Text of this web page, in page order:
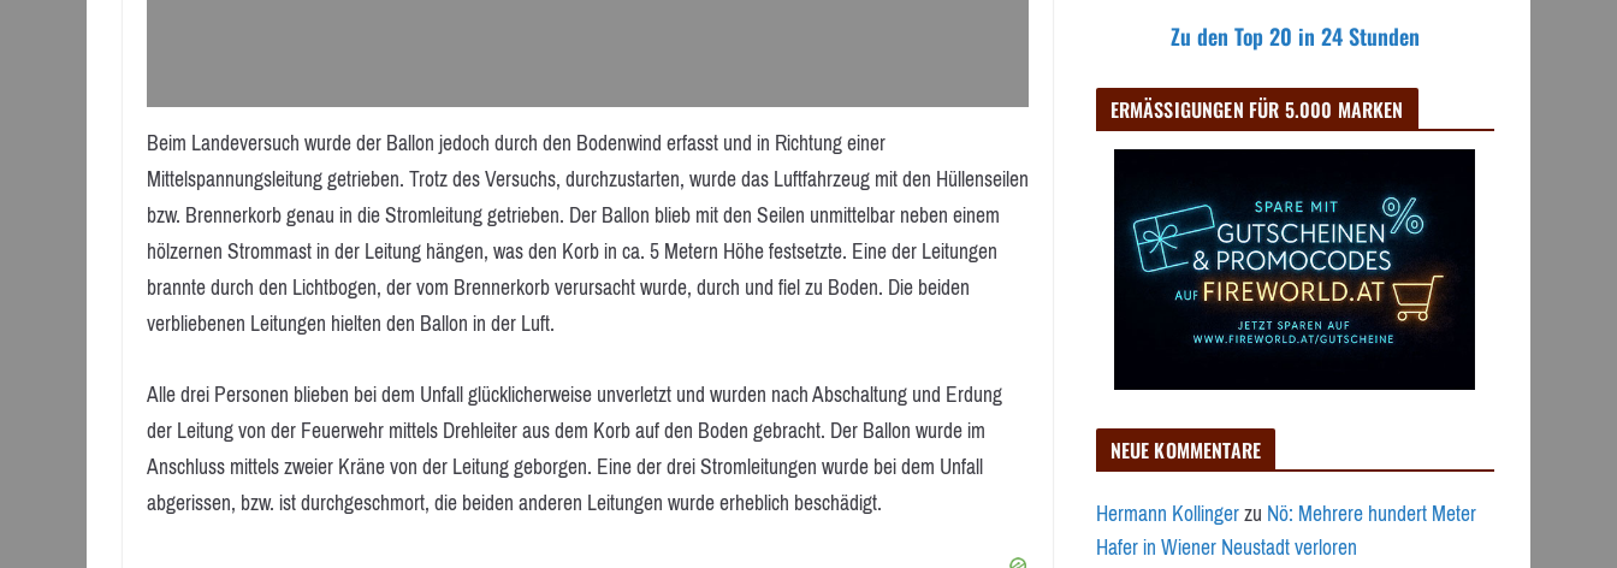
Beim Landeversuch wurde der Ballon jedoch durch den Bodenwind erfasst und in Richtung einer
Mittelspannungsleitung getrieben. Trotz des Versuchs, durchzustarten, wurde das Luftfahrzeug mit den Hüllenseilen
bzw. Brennerkorb genau in die Stromleitung getrieben. Der Ballon blieb mit den Seilen unmittelbar neben einem
hölzernen Strommast in der Leitung hängen, was den Korb in ca. 5 Metern Höhe festsetzte. Eine der Leitungen
brannte durch den Lichtbogen, der vom Brennerkorb verursacht wurde, durch und fiel zu Boden. Die beiden
verbliebenen Leitungen hielten den Ballon in der Luft.
Alle drei Personen blieben bei dem Unfall glücklicherweise unverletzt und wurden nach Abschaltung und Erdung
der Leitung von der Feuerwehr mittels Drehleiter aus dem Korb auf den Boden gebracht. Der Ballon wurde im
Anschluss mittels zweier Kräne von der Leitung geborgen. Eine der drei Stromleitungen wurde bei dem Unfall
abgerissen, bzw. ist durchgeschmort, die beiden anderen Leitungen wurde erheblich beschädigt.
Zu den Top 20 in 24 Stunden
ERMÄSSIGUNGEN FÜR 5.000 MARKEN
NEUE KOMMENTARE
Hermann KollingerzuNö: Mehrere hundert Meter
Hafer in Wiener Neustadt verloren